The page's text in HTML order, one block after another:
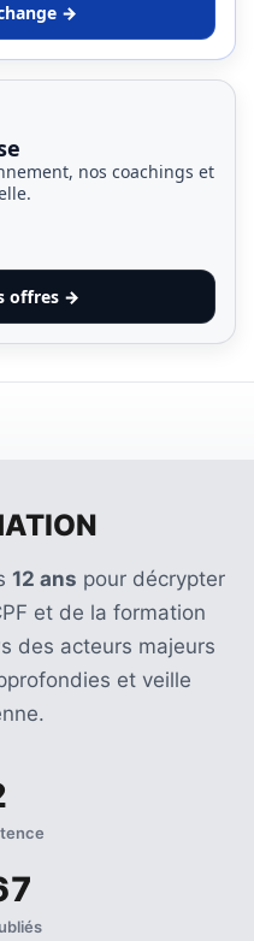
→
nos coachings et
offres →
12 ans pour décrypter
et de la formation
des acteurs majeurs
et veille